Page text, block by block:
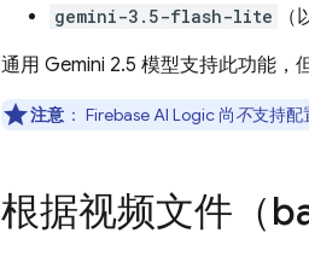
gemini-3.5-flash-lite
通用 Gemini 2.5 模型支持此功能，
注意 ： Firebase AI Logic尚不支持配
根据视频文件（